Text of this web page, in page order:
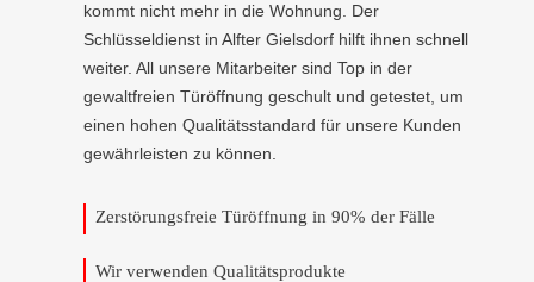
kommt nicht mehr in die Wohnung. Der
Schlüsseldienst in Alfter Gielsdorf hilft ihnen schnell
weiter. All unsere Mitarbeiter sind Top in der
gewaltfreien Türöffnung geschult und getestet, um
einen hohen Qualitätsstandard für unsere Kunden
gewährleisten zu können.
Zerstörungsfreie Türöffnung in 90% der Fälle
Wir verwenden Qualitätsprodukte